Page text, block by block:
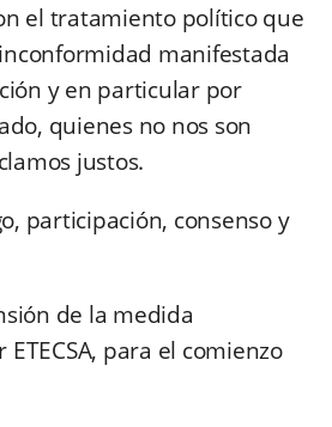
el tratamiento político que
manifestada
y en particular por
quienes no nos son
justos.
participación, consenso y
de la medida
para el comienzo